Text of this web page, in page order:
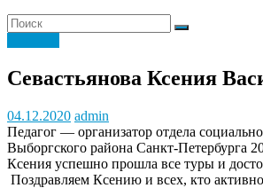
Севастьянова Ксения
04.12.2020 admin
Педагог — организатор отдела
Выборгского района Санкт-Петербурга
Ксения успешно прошла все туры и
Поздравляем Ксению и всех, кто